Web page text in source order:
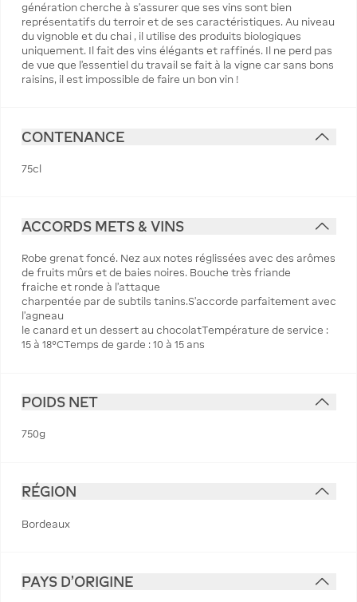
génération cherche à s'assurer que ses vins sont bien
représentatifs du terroir et de ses caractéristiques. Au niveau
du vignoble et du chai , il utilise des produits biologiques
uniquement. Il fait des vins élégants et raffinés. Il ne perd pas
de vue que l'essentiel du travail se fait à la vigne car sans bons
raisins, il est impossible de faire un bon vin !
CONTENANCE
75cl
ACCORDS METS & VINS
Robe grenat foncé. Nez aux notes réglissées avec des arômes
de fruits mûrs et de baies noires. Bouche très friande
fraiche et ronde à l’attaque
charpentée par de subtils tanins.S’accorde parfaitement avec
l’agneau
le canard et un dessert au chocolatTempérature de service :
15 à 18°CTemps de garde : 10 à 15 ans
POIDS NET
750g
RÉGION
Bordeaux
PAYS D'ORIGINE